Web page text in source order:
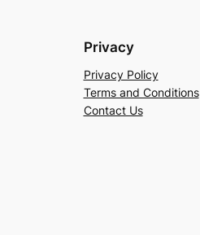
Privacy
Privacy Policy
Terms and Conditions
Contact Us